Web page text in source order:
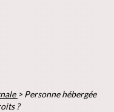
>Personne hébergée
?